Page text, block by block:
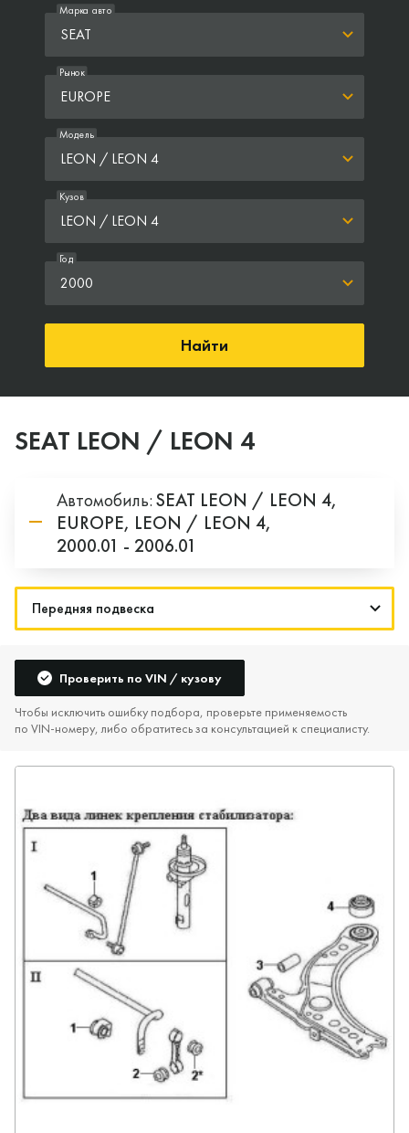
SEAT
Марка авто
EUROPE
Рынок
LEON / LEON 4
Модель
LEON / LEON 4
Кузов
2000
Год
Найти
SEAT LEON / LEON 4
Автомобиль:SEAT LEON / LEON 4,
EUROPE, LEON / LEON 4,
2000.01 - 2006.01
Проверить по VIN / кузову
Чтобы исключить ошибку подбора, проверьте применяемость
по VIN‑номеру, либо обратитесь за консультацией к специалисту.